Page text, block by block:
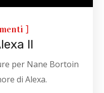
]
II
per Nane Bortoin
di Alexa.